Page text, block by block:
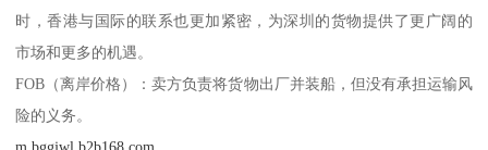
时，香港与国际的联系也更加紧密，为深圳的货物提供了更广阔的
市场和更多的机遇。
FOB（离岸价格）：卖方负责将货物出厂并装船，但没有承担运输风
险的义务。